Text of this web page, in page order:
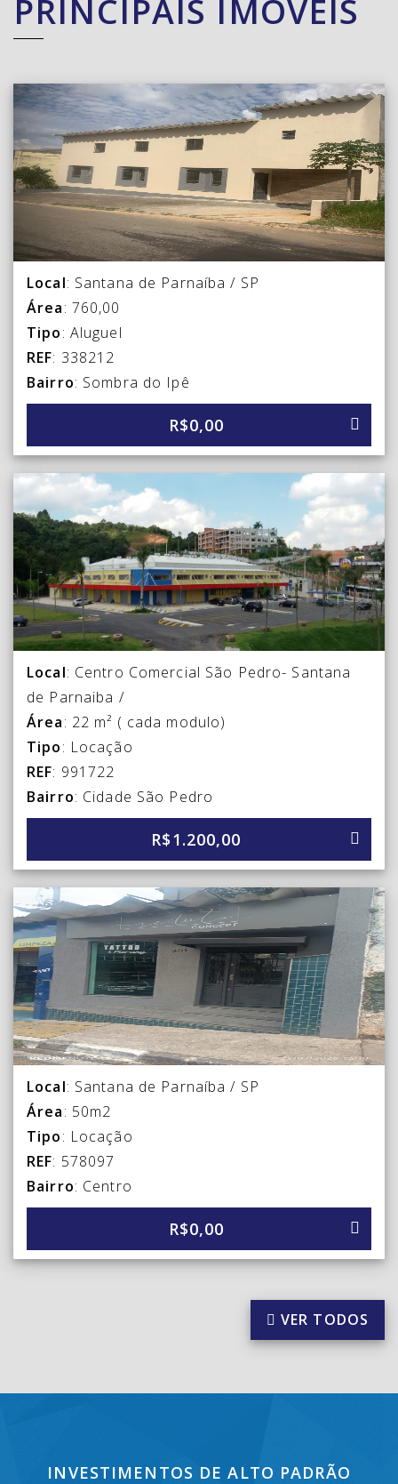
PRINCIPAIS IMÓVEIS
Local: Santana de Parnaíba / SP
Área: 760,00
Tipo: Aluguel
REF: 338212
Bairro: Sombra do Ipê
R$0,00
Local: Centro Comercial São Pedro- Santana
de Parnaiba /
Área: 22 m² ( cada modulo)
Tipo: Locação
REF: 991722
Bairro: Cidade São Pedro
R$1.200,00
Local: Santana de Parnaíba / SP
Área: 50m2
Tipo: Locação
REF: 578097
Bairro: Centro
R$0,00
VER TODOS
INVESTIMENTOS DE ALTO PADRÃO